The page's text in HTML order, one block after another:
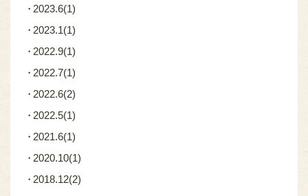
2023.6(1)
2023.1(1)
2022.9(1)
2022.7(1)
2022.6(2)
2022.5(1)
2021.6(1)
2020.10(1)
2018.12(2)